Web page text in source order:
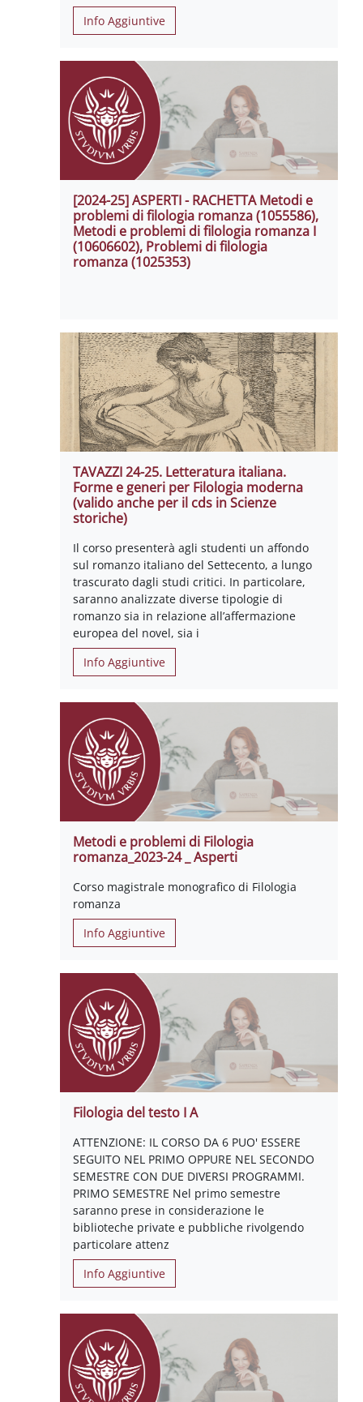
Info Aggiuntive
[2024-25] ASPERTI - RACHETTA Metodi e
problemi di filologia romanza (1055586),
Metodi e problemi di filologia romanza I
(10606602), Problemi di filologia
romanza (1025353)
TAVAZZI 24-25. Letteratura italiana.
Forme e generi per Filologia moderna
(valido anche per il cds in Scienze
storiche)
Il corso presenterà agli studenti un affondo
sul romanzo italiano del Settecento, a lungo
trascurato dagli studi critici. In particolare,
saranno analizzate diverse tipologie di
romanzo sia in relazione all’affermazione
europea del novel, sia i
Info Aggiuntive
Metodi e problemi di Filologia
romanza_2023-24 _ Asperti
Corso magistrale monografico di Filologia
romanza
Info Aggiuntive
Filologia del testo I A
ATTENZIONE: IL CORSO DA 6 PUO' ESSERE
SEGUITO NEL PRIMO OPPURE NEL SECONDO
SEMESTRE CON DUE DIVERSI PROGRAMMI.
PRIMO SEMESTRE Nel primo semestre
saranno prese in considerazione le
biblioteche private e pubbliche rivolgendo
particolare attenz
Info Aggiuntive